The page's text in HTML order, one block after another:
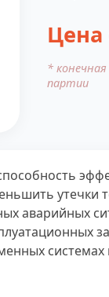
Цена
*
партии
аварийных
системах